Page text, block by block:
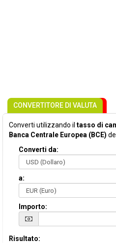
CONVERTITORE DI VALUTA
Converti utilizzando il tasso di
Banca Centrale Europea (BCE) del
Converti da:
a:
Importo:
Risultato: